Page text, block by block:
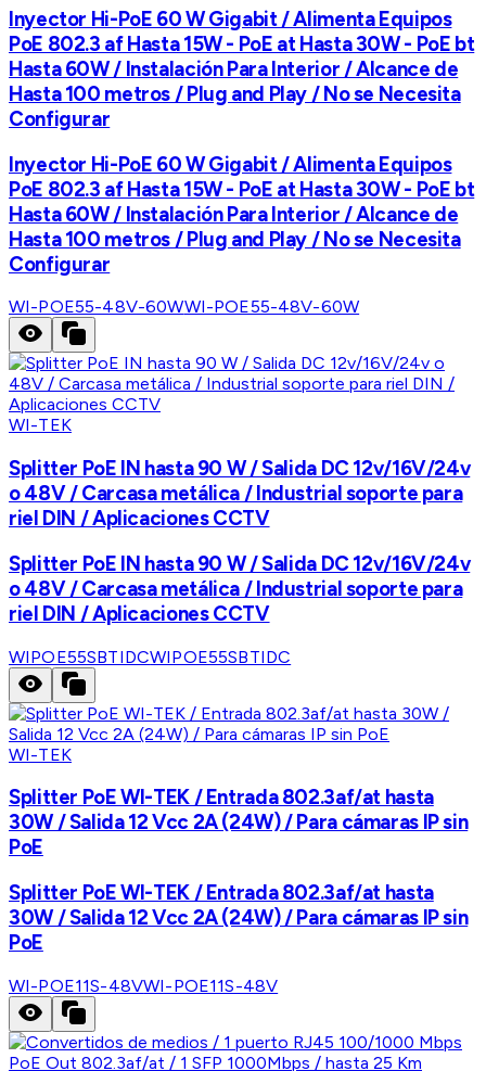
Inyector Hi-PoE 60 W Gigabit / Alimenta Equipos
PoE 802.3 af Hasta 15W - PoE at Hasta 30W - PoE bt
Hasta 60W / Instalación Para Interior / Alcance de
Hasta 100 metros / Plug and Play / No se Necesita
Configurar
Inyector Hi-PoE 60 W Gigabit / Alimenta Equipos
PoE 802.3 af Hasta 15W - PoE at Hasta 30W - PoE bt
Hasta 60W / Instalación Para Interior / Alcance de
Hasta 100 metros / Plug and Play / No se Necesita
Configurar
WI-POE55-48V-60WWI-POE55-48V-60W
WI-TEK
Splitter PoE IN hasta 90 W / Salida DC 12v/16V/24v
o 48V / Carcasa metálica / Industrial soporte para
riel DIN / Aplicaciones CCTV
Splitter PoE IN hasta 90 W / Salida DC 12v/16V/24v
o 48V / Carcasa metálica / Industrial soporte para
riel DIN / Aplicaciones CCTV
WIPOE55SBTIDCWIPOE55SBTIDC
WI-TEK
Splitter PoE WI-TEK / Entrada 802.3af/at hasta
30W / Salida 12 Vcc 2A (24W) / Para cámaras IP sin
PoE
Splitter PoE WI-TEK / Entrada 802.3af/at hasta
30W / Salida 12 Vcc 2A (24W) / Para cámaras IP sin
PoE
WI-POE11S-48VWI-POE11S-48V